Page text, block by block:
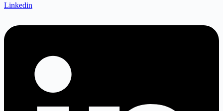
Linkedin